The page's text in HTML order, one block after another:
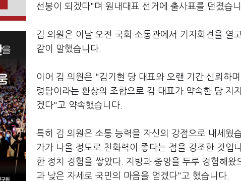
선봉이 되겠다"며 원내대표 선거에 출사표를 던졌습니
김 의원은 이날 오전 국회 소통관에서 기자회견을 열
같이 말했습니다.
이어 김 의원은 "김기현 당 대표와 오랜 기간 신뢰하
령탑이라는 환상의 조합으로 김 대표가 약속한 당
겠다"고 약속했습니다.
특히 김 의원은 소통 능력을 자신의 강점으로 내세웠
가가 나올 정도로 친화력이 좋다는 점을 강조한 것입
한 정치 경험을 쌓았다. 지방과 중앙을 두루 경험해
과 낮은 자세로 국민의 마음을 얻겠다"고 했습니다.